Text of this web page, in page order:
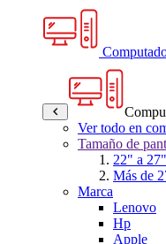
Ver todo en
Tamaño de
22" a 27"
Más de
Marca
Lenovo
Hp
Apple